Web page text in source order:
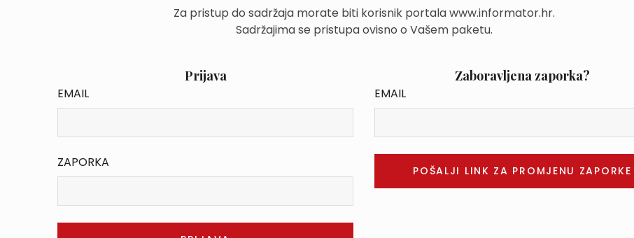
Za pristup do sadržaja morate biti korisnik portala www.informator.hr.
Sadržajima se pristupa ovisno o Vašem paketu.
Prijava
EMAIL
ZAPORKA
Zaboravljena zaporka?
EMAIL